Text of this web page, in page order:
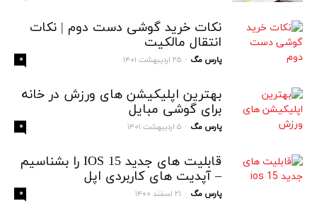
نکات خرید گوشی دست دوم | نکات
انتقال مالکیت
پارس مگ - ۲۵ اردیبهشت ۱۴۰۱ ۰
بهترین اپلیکیشن های ورزش در خانه
برای گوشی مبایل
پارس مگ - ۵ اردیبهشت ۱۴۰۱ ۰
قابلیت های جدید IOS 15 را بشناسیم
– آپدیت های کاربردی اپل
پارس مگ - ۲۱ اسفند ۱۴۰۰ ۰